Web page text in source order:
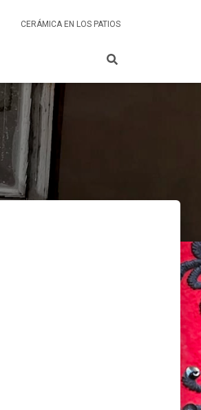
CERÁMICA EN LOS PATIOS